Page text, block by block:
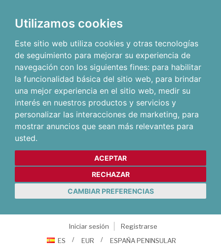
Utilizamos cookies
Este sitio web utiliza cookies y otras tecnologías
de seguimiento para mejorar su experiencia de
navegación con los siguientes fines: para habilitar
la funcionalidad básica del sitio web, para brindar
una mejor experiencia en el sitio web, medir su
interés en nuestros productos y servicios y
personalizar las interacciones de marketing, para
mostrar anuncios que sean más relevantes para
usted.
ACEPTAR
RECHAZAR
CAMBIAR PREFERENCIAS
Iniciar sesión
Registrarse
ES
EUR ESPAÑA PENINSULAR